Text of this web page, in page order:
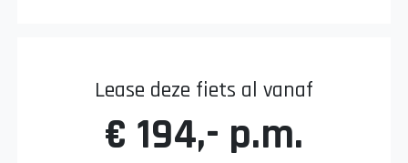
Lease deze fiets al vanaf
€ 194,- p.m.